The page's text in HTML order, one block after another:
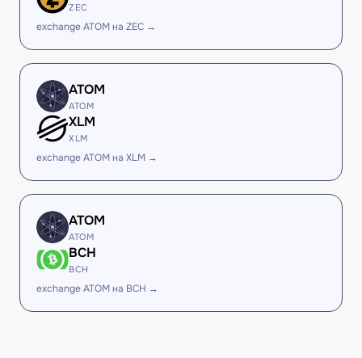
ZEC
exchange ATOM на ZEC →
ATOM
ATOM
XLM
XLM
exchange ATOM на XLM →
ATOM
ATOM
BCH
BCH
exchange ATOM на BCH →